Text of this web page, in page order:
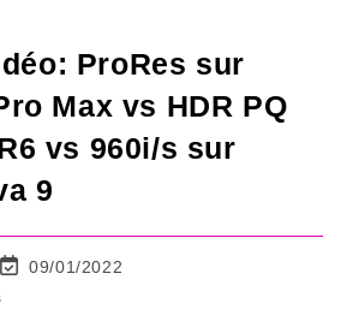
ProRes sur
Max vs HDR PQ
vs 960i/s sur
9
Dernière
09/01/2022